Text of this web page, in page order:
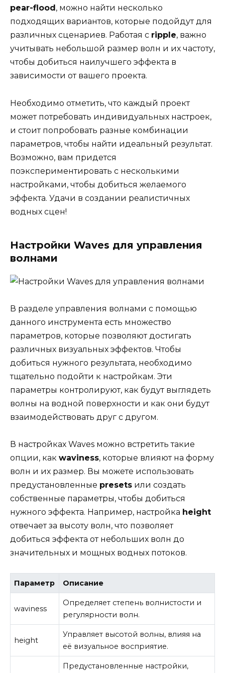
pear-flood , можно найти несколько
подходящих вариантов, которые подойдут для
различных сценариев. Работая с ripple, важно
учитывать небольшой размер волн и их частоту,
чтобы добиться наилучшего эффекта в
зависимости от вашего проекта.
Необходимо отметить, что каждый проект
может потребовать индивидуальных настроек,
и стоит попробовать разные комбинации
параметров, чтобы найти идеальный результат.
Возможно, вам придется
поэкспериментировать с несколькими
настройками, чтобы добиться желаемого
эффекта. Удачи в создании реалистичных
водных сцен!
Настройки Waves для управления
волнами
В разделе управления волнами с помощью
данного инструмента есть множество
параметров, которые позволяют достигать
различных визуальных эффектов. Чтобы
добиться нужного результата, необходимо
тщательно подойти к настройкам. Эти
параметры контролируют, как будут выглядеть
волны на водной поверхности и как они будут
взаимодействовать друг с другом.
В настройках Waves можно встретить такие
опции, как waviness, которые влияют на форму
волн и их размер. Вы можете использовать
предустановленные presets или создать
собственные параметры, чтобы добиться
нужного эффекта. Например, настройка height
отвечает за высоту волн, что позволяет
добиться эффекта от небольших волн до
значительных и мощных водных потоков.
Параметр Описание
waviness
Определяет степень волнистости и
регулярности волн.
height
Управляет высотой волны, влияя на
её визуальное восприятие.
Предустановленные настройки,